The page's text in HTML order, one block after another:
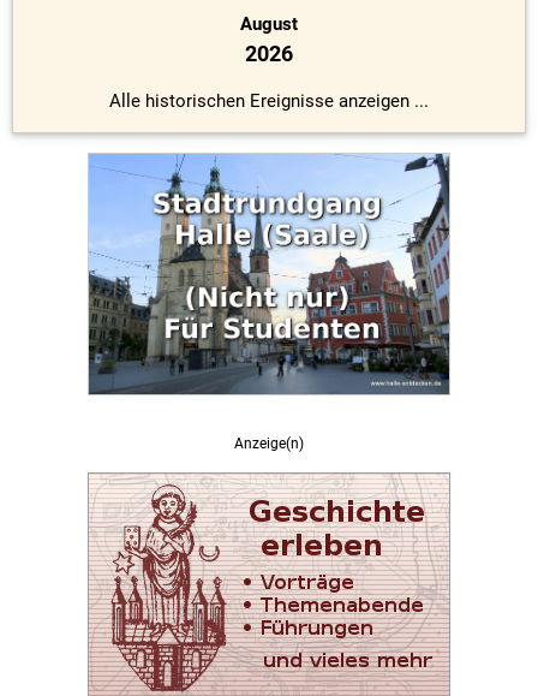
August
2026
Alle historischen Ereignisse anzeigen ...
Anzeige(n)